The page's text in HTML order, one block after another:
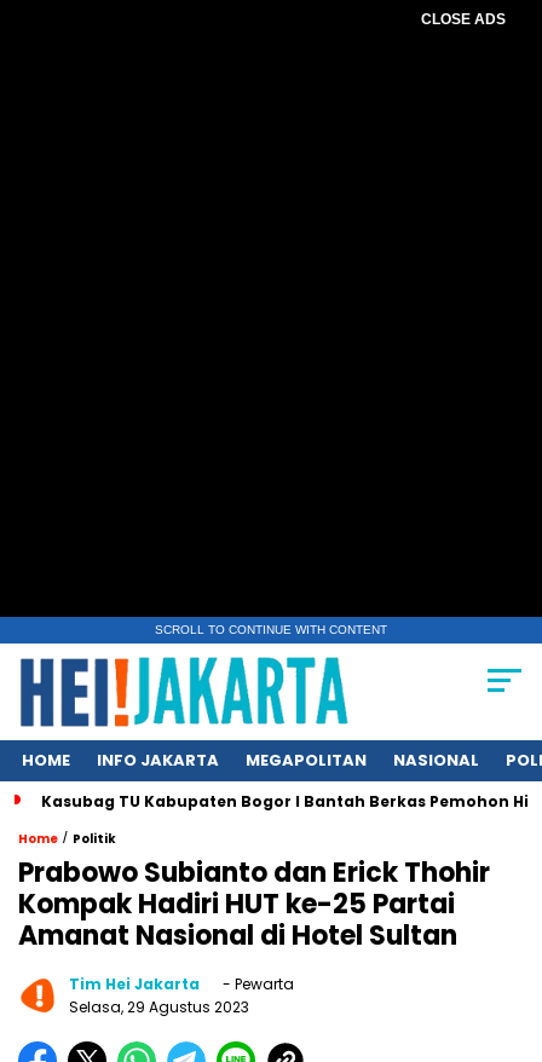
CLOSE ADS
SCROLL TO CONTINUE WITH CONTENT
HOME INFO JAKARTA MEGAPOLITAN NASIONAL
Kasubag TU Kabupaten Bogor I Bantah Berkas Pemohon
Home / Politik
Prabowo Subianto dan Erick Thohir
Kompak Hadiri HUT ke-25 Partai
Amanat Nasional di Hotel Sultan
Tim Hei Jakarta
- Pewarta
Selasa, 29 Agustus 2023